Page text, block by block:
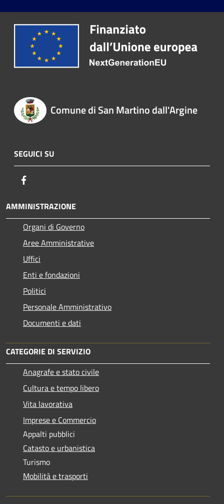
Comune di San Martino dall'Argine
SEGUICI SU
AMMINISTRAZIONE
Organi di Governo
Aree Amministrative
Uffici
Enti e fondazioni
Politici
Personale Amministrativo
Documenti e dati
CATEGORIE DI SERVIZIO
Anagrafe e stato civile
Cultura e tempo libero
Vita lavorativa
Imprese e Commercio
Appalti pubblici
Catasto e urbanistica
Turismo
Mobilità e trasporti